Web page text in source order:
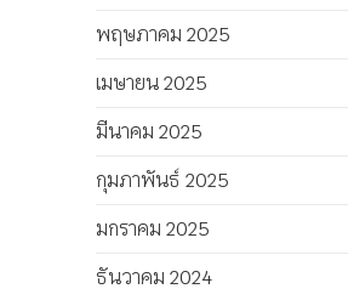
พฤษภาคม 2025
เมษายน 2025
มีนาคม 2025
กุมภาพันธ์ 2025
มกราคม 2025
ธันวาคม 2024